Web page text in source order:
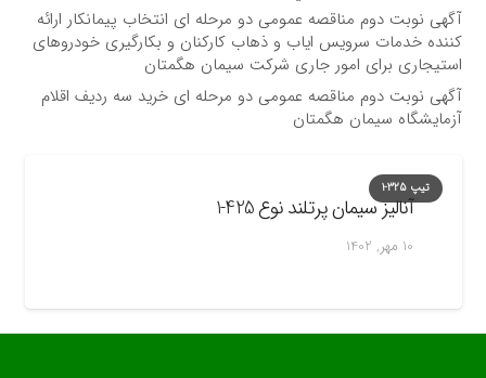
آگهی نوبت دوم مناقصه عمومی دو مرحله ای انتخاب پیمانکار ارائه
کننده خدمات سرویس ایاب و ذهاب کارکنان و بکارگیری خودروهای
استیجاری برای امور جاری شرکت سیمان هگمتان
آگهی نوبت دوم مناقصه عمومی دو مرحله ای خرید سه ردیف اقلام
آزمایشگاه سیمان هگمتان
تیپ 325-1
آنالیز سیمان پرتلند نوع 425-1
10 مهر, 1402